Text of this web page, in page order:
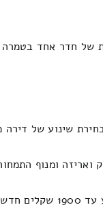
של חדר אחד
מפנים דירה של
זה 3540 ועד